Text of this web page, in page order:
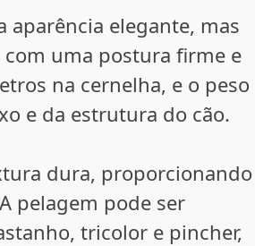
aparência elegante, mas
uma postura firme e
na cernelha, e o peso
e da estrutura do cão.
dura, proporcionando
pelagem pode ser
tricolor e pincher,